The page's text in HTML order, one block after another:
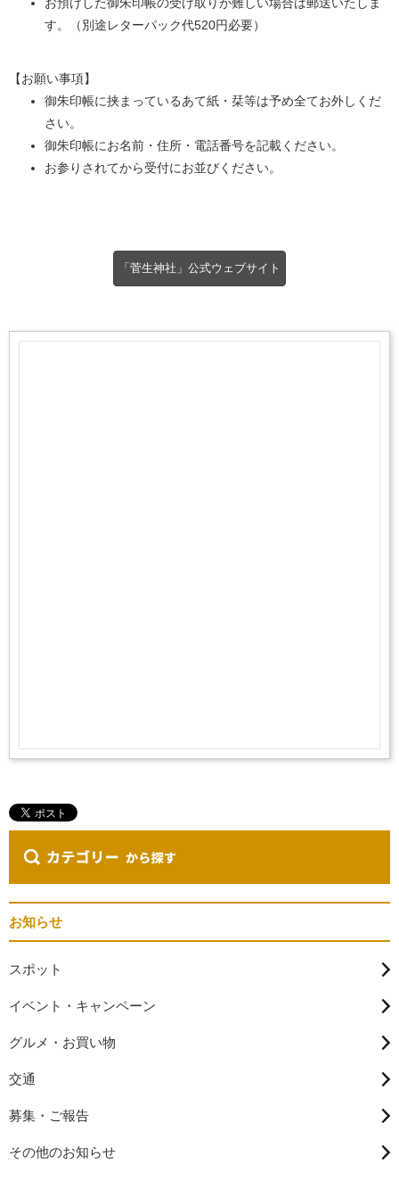
す。（別途レターパック代520円必要）
【お願い事項】
御朱印帳に挟まっているあて紙・栞等は予め全てお外しくだ
さい。
御朱印帳にお名前・住所・電話番号を記載ください。
お参りされてから受付にお並びください。
「菅生神社」公式ウェブサイト
お知らせ
スポット
イベント・キャンペーン
グルメ・お買い物
交通
募集・ご報告
その他のお知らせ